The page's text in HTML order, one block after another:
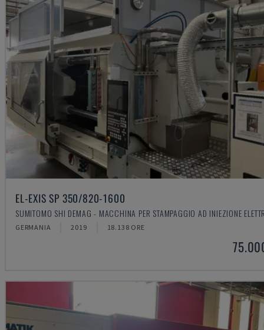
EL-EXIS SP 350/820-1600
SUMITOMO SHI DEMAG - MACCHINA PER STAMPAGGIO AD INIEZIONE
GERMANIA 2019 18.138 ORE